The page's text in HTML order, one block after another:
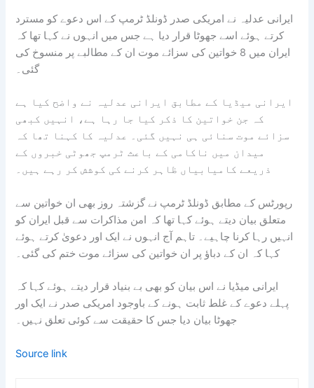
ایرانی عدلیہ نے امریکی صدر ڈونلڈ ٹرمپ کے اس دعوے کو مسترد
کرتے ہوئے اسے جھوٹا قرار دیا ہے جس میں انہوں نے کہا تھا کہ
ایران میں 8 خواتین کی سزائے موت ان کے مطالبے پر منسوخ کی
گئی۔
ایرانی میڈیا کے مطابق ایرانی عدلیہ نے واضح کیا ہے
کہ جن خواتین کا ذکر کیا جا رہا ہے، انہیں کبھی
سزائے موت سنائی ہی نہیں گئی۔ عدلیہ کا کہنا تھا کہ
میدان میں ناکامی کے باعث ٹرمپ جھوٹی خبروں کے
ذریعے کامیابیاں ظاہر کرنے کی کوشش کر رہے ہیں۔
رپورٹس کے مطابق ڈونلڈ ٹرمپ نے گزشتہ روز بھی ان خواتین سے
متعلق بیان دیتے ہوئے کہا تھا کہ امن مذاکرات سے قبل ایران کو
انہیں رہا کرنا چاہیے۔ تاہم آج انہوں نے ایک اور دعویٰ کرتے ہوئے
کہا کہ ان کے دباؤ پر ان خواتین کی سزائے موت ختم کی گئی۔
ایرانی میڈیا نے اس بیان کو بھی بے بنیاد قرار دیتے ہوئے کہا کہ
پہلے دعوے کے غلط ثابت ہونے کے باوجود امریکی صدر نے ایک اور
جھوٹا بیان دیا جس کا حقیقت سے کوئی تعلق نہیں۔
Source link